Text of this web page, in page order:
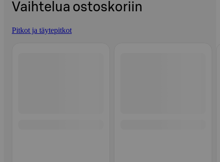
Vaihtelua ostoskoriin
Pitkot ja täytepitkot